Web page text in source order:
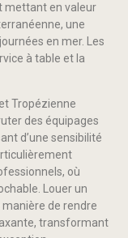
mettant en valeur
une
en mer. Les
à table et la
Tropézienne
des équipages
d’une sensibilité
où
Louer un
de rendre
transformant